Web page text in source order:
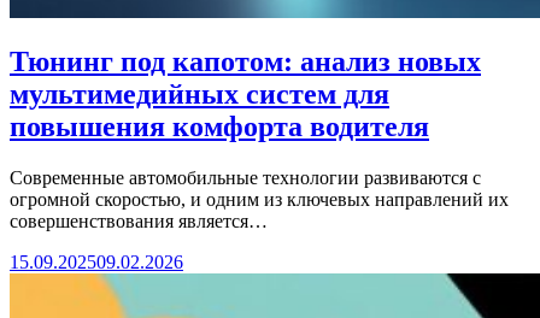
Тюнинг под капотом: анализ новых
мультимедийных систем для
повышения комфорта водителя
Современные автомобильные технологии развиваются с
огромной скоростью, и одним из ключевых направлений их
совершенствования является…
15.09.202509.02.2026